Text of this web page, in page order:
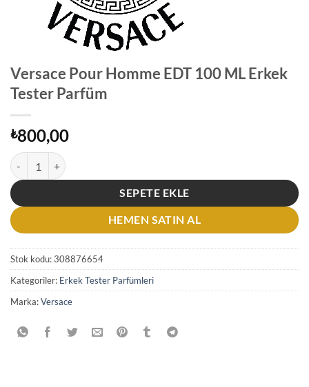
Versace Pour Homme EDT 100 ML Erkek
Tester Parfüm
₺800,00
Versace Pour Homme EDT 100 ML Erkek Tester Parfüm adet
SEPETE EKLE
HEMEN SATIN AL
Stok kodu:308876654
Kategoriler: Erkek Tester Parfümleri
Marka:Versace